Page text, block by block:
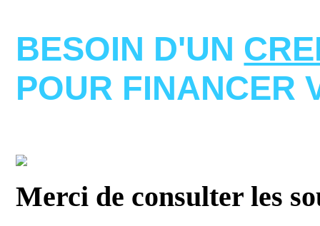
BESOIN D'UN
POUR FINANCER
Merci de consulter les